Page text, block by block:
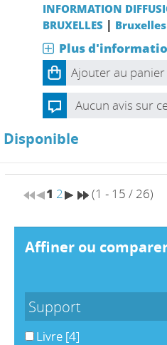
INFORMATION
BRUXELLES |
Plus
Ajouter au panier
Aucun avis sur
Disponible
1 2 (1 - 15 / 26)
affiner ou
Support
Livre [4]